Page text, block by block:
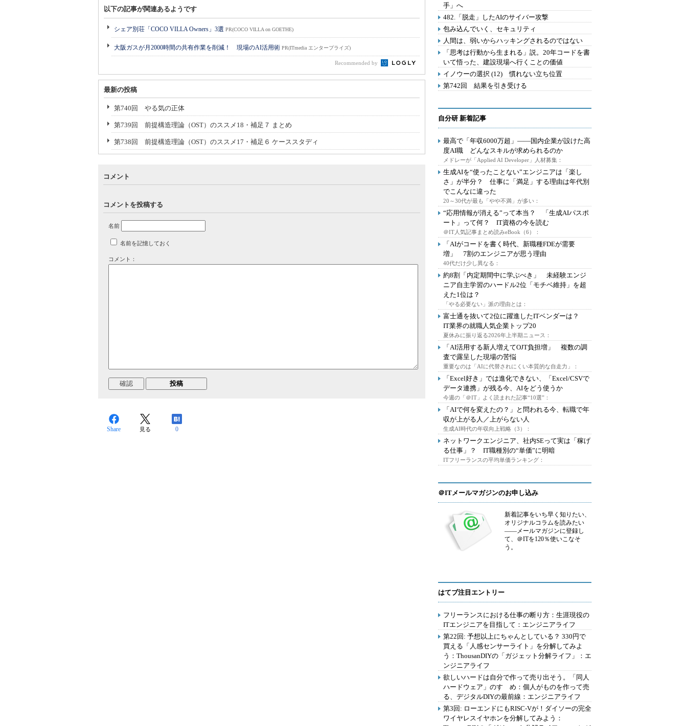
以下の記事が関連あるようです
シェア別荘「COCO VILLA Owners」3選 PR(COCO VILLA on GOETHE)
大阪ガスが月2000時間の共有作業を削減！ 現場のAI活用術 PR(ITmedia エンタープライズ)
Recommended by
最新の投稿
第740回 やる気の正体
第739回 前提構造理論（OST）のススメ18・補足７ まとめ
第738回 前提構造理論（OST）のススメ17・補足６ ケーススタディ
コメント
コメントを投稿する
名前
名前を記憶しておく
コメント：
Share 見る 0
手」へ
482.「脱走」したAIのサイバー攻撃
包み込んでいく、セキュリティ
人間は、弱いからハッキングされるのではない
「思考は行動から生まれる」説。20年コードを書
いて悟った、建設現場へ行くことの価値
イノウーの選択 (12) 慣れない立ち位置
第742回 結果を引き受ける
自分研 新着記事
最高で「年収6000万超」――国内企業が設けた高
度AI職 どんなスキルが求められるのか
メドレーが「Applied AI Developer」人材募集：
生成AIを“使ったことない”エンジニアは「楽し
さ」が半分？ 仕事に「満足」する理由は年代別
でこんなに違った
20～30代が最も「やや不満」が多い：
“応用情報が消える”って本当？ 「生成AIパスポ
ート」って何？ IT資格の今を読む
＠IT人気記事まとめ読みeBook（6）：
「AIがコードを書く時代、新職種FDEが需要
増」 7割のエンジニアが思う理由
40代だけ少し異なる：
約8割「内定期間中に学ぶべき」 未経験エンジ
ニア自主学習のハードル2位「モチベ維持」を超
えた1位は？
「やる必要ない」派の理由とは：
富士通を抜いて2位に躍進したITベンダーは？
IT業界の就職人気企業トップ20
夏休みに振り返る2026年上半期ニュース：
「AI活用する新人増えてOJT負担増」 複数の調
査で露呈した現場の苦悩
重要なのは「AIに代替されにくい本質的な自走力」：
「Excel好き」では進化できない、「Excel/CSVで
データ連携」が残る今、AIをどう使うか
今週の「＠IT」よく読まれた記事“10選”：
「AIで何を変えたの？」と問われる今、転職で年
収が上がる人／上がらない人
生成AI時代の年収向上戦略（3）：
ネットワークエンジニア、社内SEって実は「稼げ
る仕事」？ IT職種別の“単価”に明暗
ITフリーランスの平均単価ランキング：
＠ITメールマガジンのお申し込み
新着記事をいち早く知りたい、
オリジナルコラムを読みたい
――メールマガジンに登録し
て、＠ITを120％使いこなそ
う。
はてブ注目エントリー
フリーランスにおける仕事の断り方：生涯現役の
ITエンジニアを目指して：エンジニアライフ
第22回: 予想以上にちゃんとしている？ 330円で
買える「人感センサーライト」を分解してみよ
う：ThousanDIYの「ガジェット分解ライフ」：エ
ンジニアライフ
欲しいハードは自分で作って売り出そう。「同人
ハードウェア」のすゝめ：個人がものを作って売
る、デジタルDIYの最前線：エンジニアライフ
第3回: ローエンドにもRISC-Vが！ダイソーの完全
ワイヤレスイヤホンを分解してみよう：